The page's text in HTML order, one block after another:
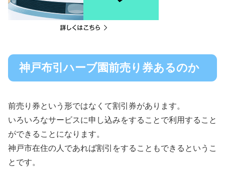
神戸布引ハーブ園前売り券あるのか
前売り券という形ではなくて割引券があります。
いろいろなサービスに申し込みをすることで利用すること
ができることになります。
神戸市在住の人であれば割引をすることもできるというこ
とです。